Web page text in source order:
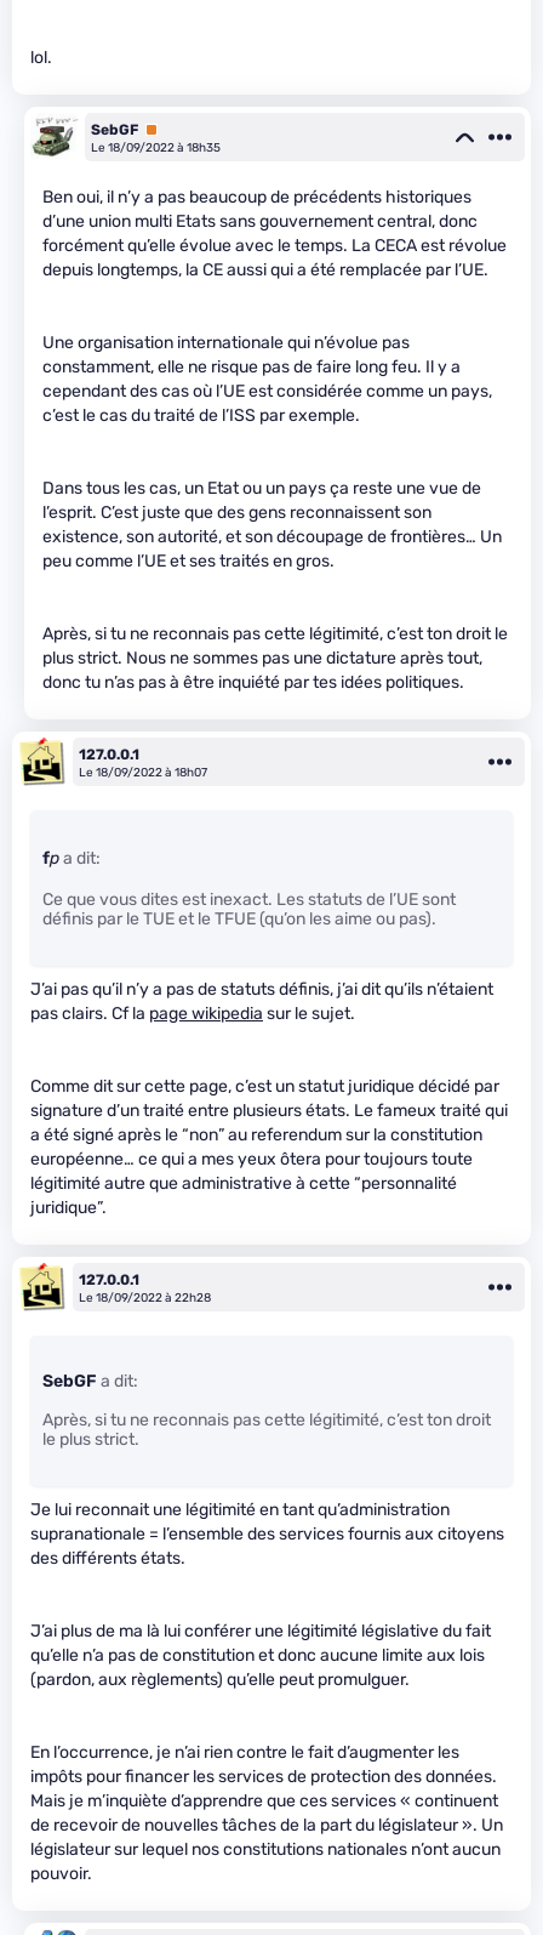
lol.
SebGF Premium
Le 18/09/2022 à 18h35
Ben oui, il n’y a pas beaucoup de précédents historiques
d’une union multi Etats sans gouvernement central, donc
forcément qu’elle évolue avec le temps. La CECA est révolue
depuis longtemps, la CE aussi qui a été remplacée par l’UE.
Une organisation internationale qui n’évolue pas
constamment, elle ne risque pas de faire long feu. Il y a
cependant des cas où l’UE est considérée comme un pays,
c’est le cas du traité de l’ISS par exemple.
Dans tous les cas, un Etat ou un pays ça reste une vue de
l’esprit. C’est juste que des gens reconnaissent son
existence, son autorité, et son découpage de frontières… Un
peu comme l’UE et ses traités en gros.
Après, si tu ne reconnais pas cette légitimité, c’est ton droit le
plus strict. Nous ne sommes pas une dictature après tout,
donc tu n’as pas à être inquiété par tes idées politiques.
127.0.0.1
Le 18/09/2022 à 18h07
fpa dit:
Ce que vous dites est inexact. Les statuts de l’UE sont
définis par le TUE et le TFUE (qu’on les aime ou pas).
J’ai pas qu’il n’y a pas de statuts définis, j’ai dit qu’ils n’étaient
pas clairs. Cf la page wikipedia sur le sujet.
Comme dit sur cette page, c’est un statut juridique décidé par
signature d’un traité entre plusieurs états. Le fameux traité qui
a été signé après le “non” au referendum sur la constitution
européenne… ce qui a mes yeux ôtera pour toujours toute
légitimité autre que administrative à cette “personnalité
juridique”.
127.0.0.1
Le 18/09/2022 à 22h28
SebGF a dit:
Après, si tu ne reconnais pas cette légitimité, c’est ton droit
le plus strict.
Je lui reconnait une légitimité en tant qu’administration
supranationale = l’ensemble des services fournis aux citoyens
des différents états.
J’ai plus de ma là lui conférer une légitimité législative du fait
qu’elle n’a pas de constitution et donc aucune limite aux lois
(pardon, aux règlements) qu’elle peut promulguer.
En l’occurrence, je n’ai rien contre le fait d’augmenter les
impôts pour financer les services de protection des données.
Mais je m’inquiète d’apprendre que ces services « continuent
de recevoir de nouvelles tâches de la part du législateur ». Un
législateur sur lequel nos constitutions nationales n’ont aucun
pouvoir.